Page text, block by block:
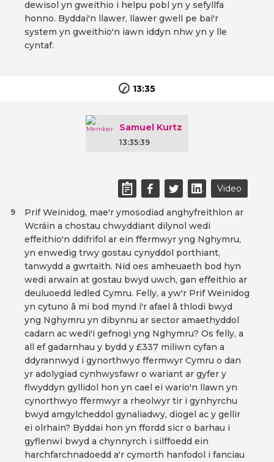
dewisol yn gweithio i helpu pobl yn y sefyllfa
honno. Byddai'n llawer, llawer gwell pe bai'r
system yn gweithio'n iawn iddyn nhw yn y lle
cyntaf.
13:35
Samuel Kurtz
13:35:39
Video
Prif Weinidog, mae'r ymosodiad anghyfreithlon ar
Wcráin a chostau chwyddiant dilynol wedi
effeithio'n ddifrifol ar ein ffermwyr yng Nghymru,
yn enwedig trwy gostau cynyddol porthiant,
tanwydd a gwrtaith. Nid oes amheuaeth bod hyn
wedi arwain at gostau bwyd uwch, gan effeithio ar
deuluoedd ledled Cymru. Felly, a yw'r Prif Weinidog
yn cytuno â mi bod mynd i'r afael â thlodi bwyd
yng Nghymru yn dibynnu ar sector amaethyddol
cadarn ac wedi'i gefnogi yng Nghymru? Os felly, a
all ef gadarnhau y bydd y £337 miliwn cyfan a
ddyrannwyd i gynorthwyo ffermwyr Cymru o dan
yr adolygiad cynhwysfawr o wariant ar gyfer y
flwyddyn gyllidol hon yn cael ei wario'n llawn yn
cynorthwyo ffermwyr a rheolwyr tir i gynhyrchu
bwyd amgylcheddol gynaliadwy, diogel ac y gellir
ei olrhain? Byddai hon yn ffordd sicr o barhau i
gyflenwi bwyd a chynnyrch i silffoedd ein
harchfarchnadoedd a'r cymorth hanfodol i fanciau
9